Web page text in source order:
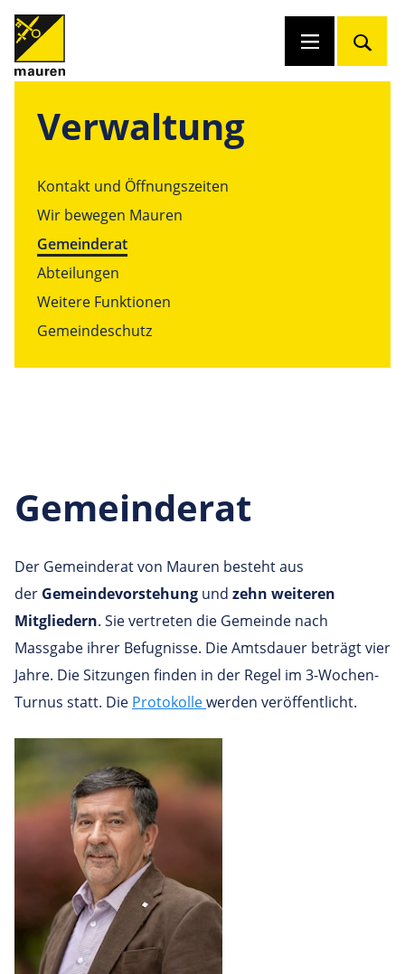
Verwaltung
Kontakt und Öffnungszeiten
Wir bewegen Mauren
Gemeinderat
Abteilungen
Weitere Funktionen
Gemeindeschutz
Gemeinderat
Der Gemeinderat von Mauren besteht aus
der Gemeindevorstehung und zehn weiteren
Mitgliedern. Sie vertreten die Gemeinde nach
Massgabe ihrer Befugnisse. Die Amtsdauer beträgt vier
Jahre. Die Sitzungen finden in der Regel im 3-Wochen-
Turnus statt. Die Protokollewerden veröffentlicht.